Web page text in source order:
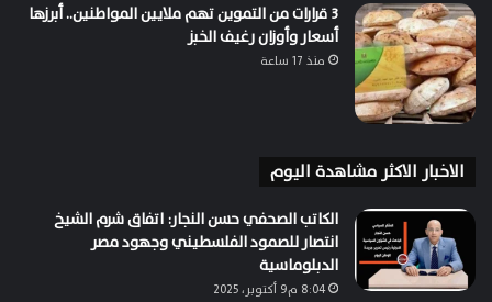
3 قرارات من التموين تهم ملايين المواطنين.. أبرزها
أسعار وأوزان رغيف الخبز
منذ 17 ساعة
الاخبار الاكثر مشاهدة اليوم
الكاتب الصحفي حسن النجار: اتفاق شرم الشيخ
انتصار للصمود الفلسطيني وجهود مصر
الدبلوماسية
8:04 م9 أكتوبر، 2025